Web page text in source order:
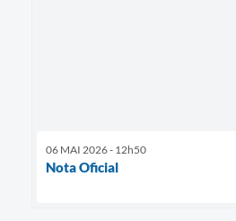
06 MAI 2026 - 12h50
Nota Oficial